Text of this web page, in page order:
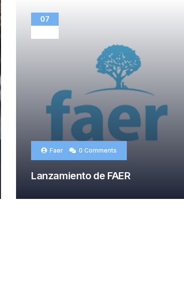
07
Faer 0 Comments
Lanzamiento de FAER